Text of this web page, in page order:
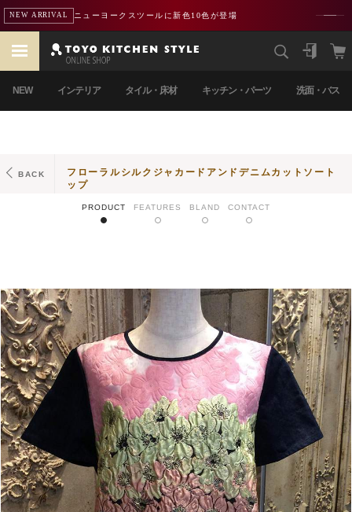
NEW ARRIVAL ニューヨークスツールに新色10色が登場
NEW インテリア タイル・床材 キッチン・パーツ 洗面・バス
BACK
フローラルシルクジャカードアンドデニムカットソート
ップ
PRODUCT FEATURES BLAND CONTACT